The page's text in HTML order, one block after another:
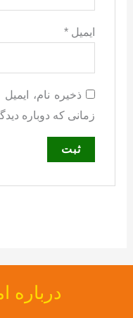
ایمیل*
ذخیره نام،
زمانی که دوباره
درباره